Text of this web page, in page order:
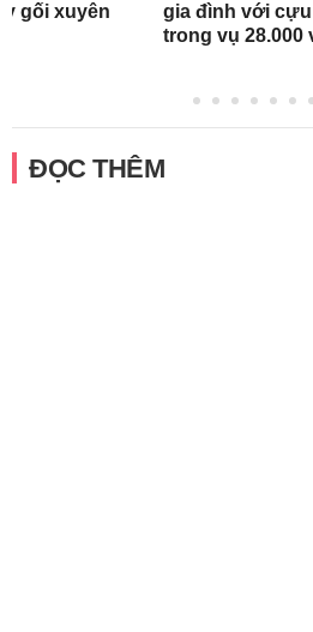
gối xuyên
gia đình với cựu
trong vụ
ĐỌC THÊM